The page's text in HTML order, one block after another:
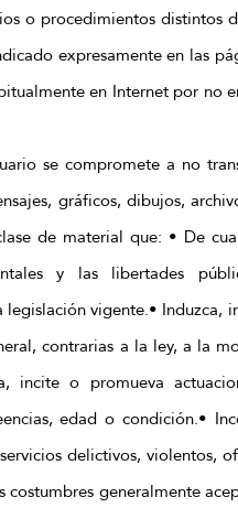
o procedimientos distintos
expresamente en las
en Internet por no
se compromete a no
gráficos, dibujos,
de material que: • De
y las libertades
vigente.• Induzca,
contrarias a la ley, a la
incite o promueva
edad o condición.•
delictivos, violentos,
generalmente